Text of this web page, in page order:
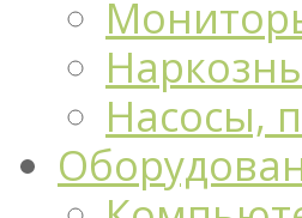
Насосы,